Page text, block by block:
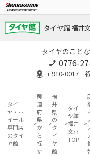
タイヤ館 福井
タイヤのこと
0776-
〒910-0017
タイ
ヤ・ホ
イール
専門店
のタイ
ヤ館
都
道
府
県
か
ら
探
す
福
井
県
の
タ
イ
ヤ
館
タイ
ヤ館
福井
文京
TOP